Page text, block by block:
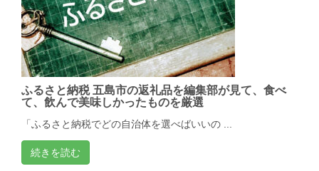
ふるさと納税 五島市の返礼品を編集部が見て、食べ
て、飲んで美味しかったものを厳選
「ふるさと納税でどの自治体を選べばいいの ...
続きを読む